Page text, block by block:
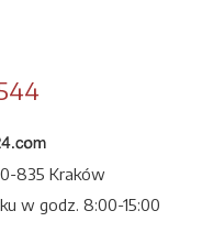
835 Kraków
w godz. 8:00-15:00